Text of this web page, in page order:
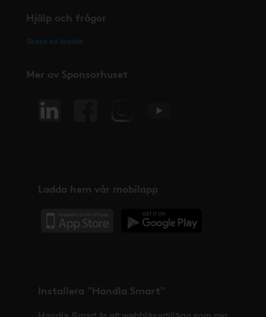
Hjälp och frågor
Skapa ett ärende
Mer av Sponsorhuset
Ladda hem vår mobilapp
Installera "Handla Smart"